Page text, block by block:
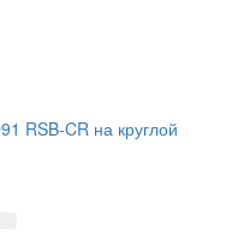
RSB-CR на круглой